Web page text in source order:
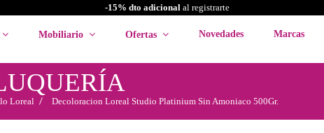
-15% dto adicionalal registrarte
Mobiliario Ofertas Novedades Marcas
Loreal Decoloracion Loreal Studio Platinium Sin Amoniaco 500Gr.